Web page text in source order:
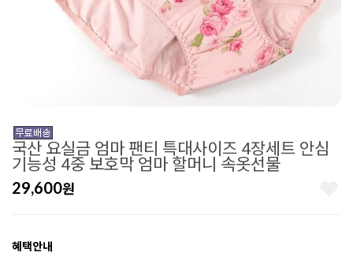
국산 요실금 엄마 팬티 특대사이즈 4장세트 안심
기능성 4중 보호막 엄마 할머니 속옷선물
29,600원
혜택안내